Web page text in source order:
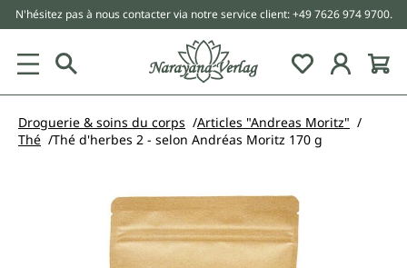
principal
N'hésitez pas à nous contacter via notre service client: +49 7626 974 9700.
Droguerie & soins du corps
Articles "Andreas Moritz"
Thé
Thé d'herbes 2 - selon Andréas Moritz 170 g